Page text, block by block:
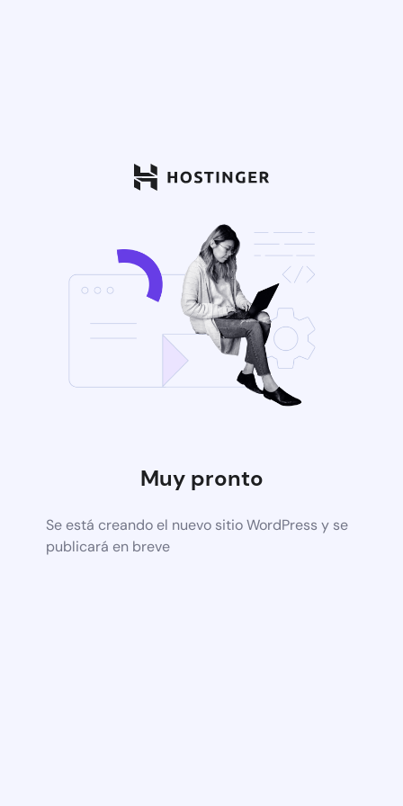
Muy pronto
Se está creando el nuevo sitio WordPress y se
publicará en breve